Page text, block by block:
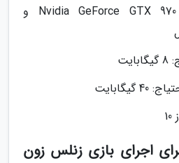
پردازنده گرافیکی: Nvidia GeForce GTX 970 و
اجرای بازی زنلس زون